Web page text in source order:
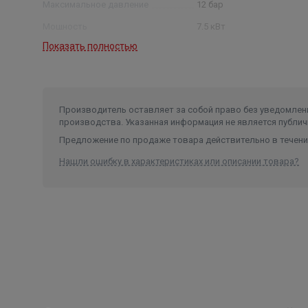
Чистые, маловязкие, неагрессивные и
включений
12 бар
7,5 кВт
Число оборотов
Показать полностью
Производитель оставляет за собой право без
производства. Указанная информация не является
Предложение по продаже товара действительно в
Нашли ошибку в характеристиках или описании товара?